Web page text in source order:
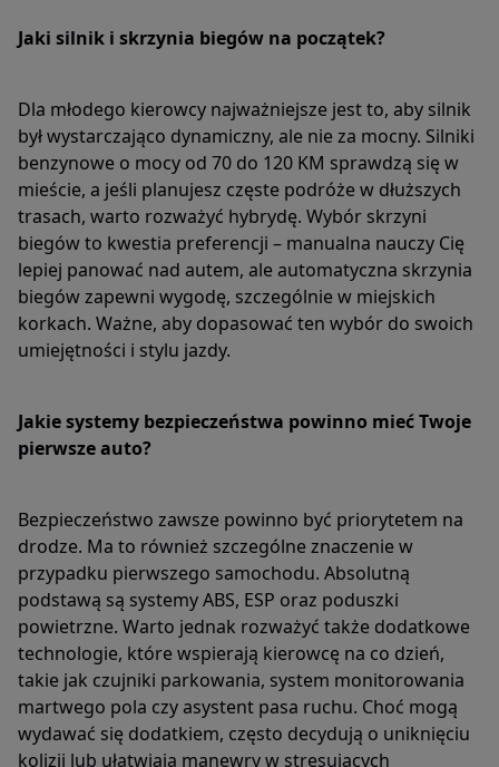
Jaki silnik i skrzynia biegów na początek?
Dla młodego kierowcy najważniejsze jest to, aby silnik
był wystarczająco dynamiczny, ale nie za mocny. Silniki
benzynowe o mocy od 70 do 120 KM sprawdzą się w
mieście, a jeśli planujesz częste podróże w dłuższych
trasach, warto rozważyć hybrydę. Wybór skrzyni
biegów to kwestia preferencji – manualna nauczy Cię
lepiej panować nad autem, ale automatyczna skrzynia
biegów zapewni wygodę, szczególnie w miejskich
korkach. Ważne, aby dopasować ten wybór do swoich
umiejętności i stylu jazdy.
Jakie systemy bezpieczeństwa powinno mieć Twoje
pierwsze auto?
Bezpieczeństwo zawsze powinno być priorytetem na
drodze. Ma to również szczególne znaczenie w
przypadku pierwszego samochodu. Absolutną
podstawą są systemy ABS, ESP oraz poduszki
powietrzne. Warto jednak rozważyć także dodatkowe
technologie, które wspierają kierowcę na co dzień,
takie jak czujniki parkowania, system monitorowania
martwego pola czy asystent pasa ruchu. Choć mogą
wydawać się dodatkiem, często decydują o uniknięciu
kolizji lub ułatwiają manewry w stresujących